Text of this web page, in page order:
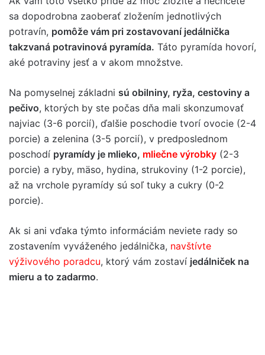
sa dopodrobna zaoberať zložením jednotlivých
potravín, pomôže vám pri zostavovaní jedálnička
takzvaná potravinová pyramída. Táto pyramída hovorí,
aké potraviny jesť a v akom množstve.
Na pomyselnej základni sú obilniny, ryža, cestoviny a
pečivo, ktorých by ste počas dňa mali skonzumovať
najviac (3-6 porcií), ďalšie poschodie tvorí ovocie (2-4
porcie) a zelenina (3-5 porcií), v predposlednom
poschodí pyramídy je mlieko, mliečne výrobky (2-3
porcie) a ryby, mäso, hydina, strukoviny (1-2 porcie),
až na vrchole pyramídy sú soľ tuky a cukry (0-2
porcie).
Ak si ani vďaka týmto informáciám neviete rady so
zostavením vyváženého jedálnička, navštívte
výživového poradcu, ktorý vám zostaví jedálniček na
mieru a to zadarmo.